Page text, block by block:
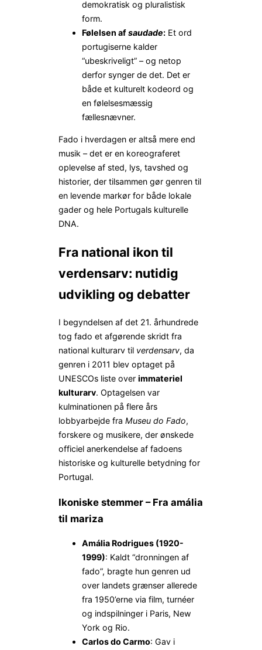
demokratisk og pluralistisk
form.
Følelsen afsaudade: Et ord
portugiserne kalder
“ubeskriveligt” – og netop
derfor synger de det. Det er
både et kulturelt kodeord og
en følelsesmæssig
fællesnævner.
Fado i hverdagen er altså mere end
musik – det er en koreograferet
oplevelse af sted, lys, tavshed og
historier, der tilsammen gør genren til
en levende markør for både lokale
gader og hele Portugals kulturelle
DNA.
Fra national ikon til
verdensarv: nutidig
udvikling og debatter
I begyndelsen af det 21. århundrede
tog fado et afgørende skridt fra
national kulturarv til verdensarv, da
genren i 2011 blev optaget på
UNESCOs liste over immateriel
kulturarv. Optagelsen var
kulminationen på flere års
lobbyarbejde fra Museu do Fado,
forskere og musikere, der ønskede
officiel anerkendelse af fadoens
historiske og kulturelle betydning for
Portugal.
Ikoniske stemmer – Fra amália
til mariza
Amália Rodrigues (1920-
1999): Kaldt “dronningen af
fado”, bragte hun genren ud
over landets grænser allerede
fra 1950’erne via film, turnéer
og indspilninger i Paris, New
York og Rio.
Carlos do Carmo: Gav i